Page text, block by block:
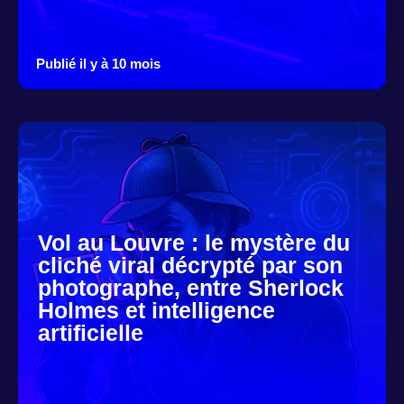
Publié il y à 10 mois
Vol au Louvre : le mystère du
cliché viral décrypté par son
photographe, entre Sherlock
Holmes et intelligence
artificielle